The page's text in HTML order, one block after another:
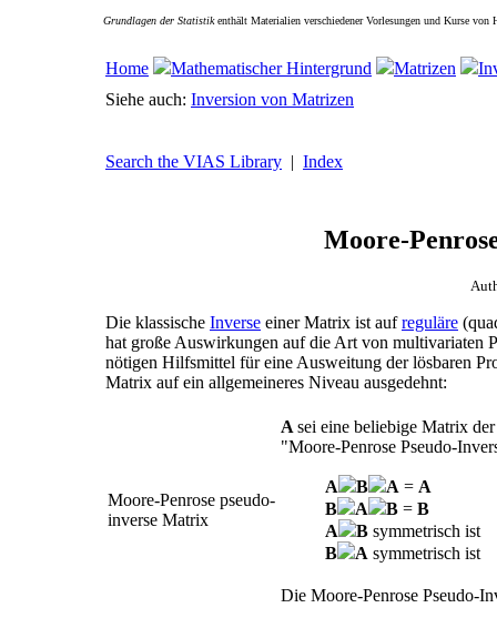
Grundlagen der Statistikenthält Materialien verschiedener Vorlesungen und Kurse
Home Mathematischer Hintergrund Matrizen
Siehe auch: Inversion von Matrizen
Search the VIAS Library | Index
Moore-
Die klassische Inverse einer Matrix ist aufreguläre
hat große Auswirkungen auf die Art von multivariaten
nötigen Hilfsmittel für eine Ausweitung der lösbaren
Matrix auf ein allgemeineres Niveau ausgedehnt:
Moore-Penrose pseudo-
inverse Matrix
A sei eine beliebige Matrix
"Moore-Penrose Pseudo-
A B A = A
B
A B = B
A
B symmetrisch ist
B
A symmetrisch ist
Die Moore-Penrose Pseudo-